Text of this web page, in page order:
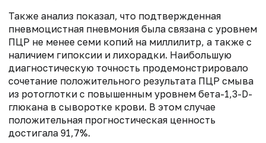
Также анализ показал, что подтвержденная
пневмоцистная пневмония была связана с уровнем
ПЦР не менее семи копий на миллилитр, а также с
наличием гипоксии и лихорадки. Наибольшую
диагностическую точность продемонстрировало
сочетание положительного результата ПЦР смыва
из ротоглотки с повышенным уровнем бета-1,3-D-
глюкана в сыворотке крови. В этом случае
положительная прогностическая ценность
достигала 91,7%.